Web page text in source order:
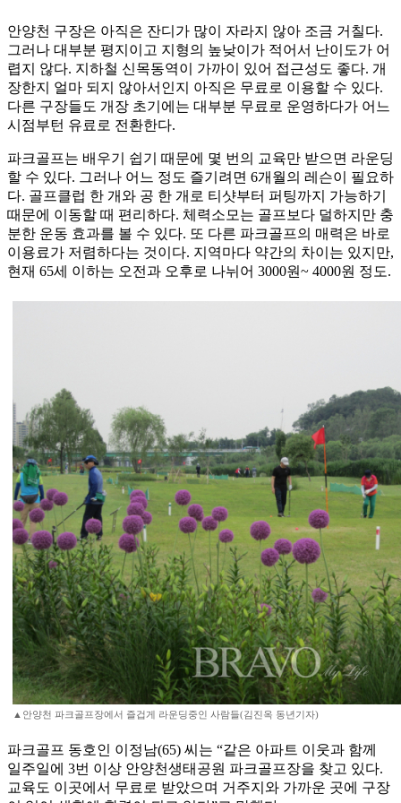
안양천 구장은 아직은 잔디가 많이 자라지 않아 조금 거칠다.
그러나 대부분 평지이고 지형의 높낮이가 적어서 난이도가 어
렵지 않다. 지하철 신목동역이 가까이 있어 접근성도 좋다. 개
장한지 얼마 되지 않아서인지 아직은 무료로 이용할 수 있다.
다른 구장들도 개장 초기에는 대부분 무료로 운영하다가 어느
시점부턴 유료로 전환한다.
파크골프는 배우기 쉽기 때문에 몇 번의 교육만 받으면 라운딩
할 수 있다. 그러나 어느 정도 즐기려면 6개월의 레슨이 필요하
다. 골프클럽 한 개와 공 한 개로 티샷부터 퍼팅까지 가능하기
때문에 이동할 때 편리하다. 체력소모는 골프보다 덜하지만 충
분한 운동 효과를 볼 수 있다. 또 다른 파크골프의 매력은 바로
이용료가 저렴하다는 것이다. 지역마다 약간의 차이는 있지만,
현재 65세 이하는 오전과 오후로 나뉘어 3000원~ 4000원 정도.
▲안양천 파크골프장에서 즐겁게 라운딩중인 사람들(김진옥 동년기자)
파크골프 동호인 이정남(65) 씨는 “같은 아파트 이웃과 함께
일주일에 3번 이상 안양천생태공원 파크골프장을 찾고 있다.
교육도 이곳에서 무료로 받았으며 거주지와 가까운 곳에 구장